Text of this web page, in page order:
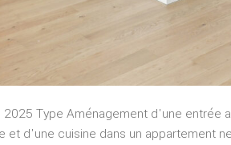
2025 Type Aménagement d'une
et d'une cuisine dans un appartement